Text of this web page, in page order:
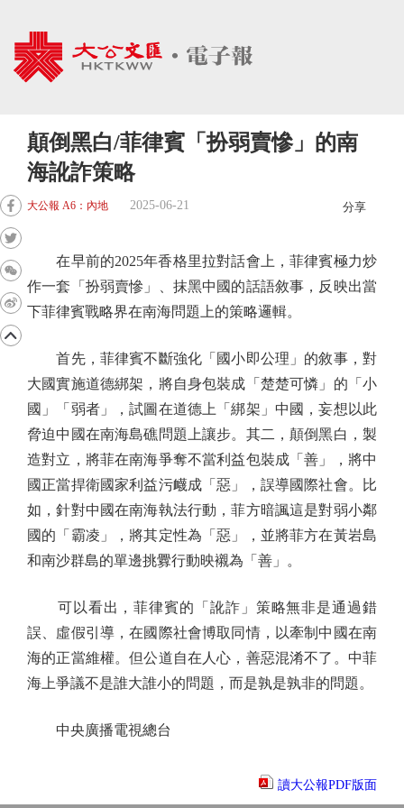
顛倒黑白/菲律賓「扮弱賣慘」的南
海訛詐策略
大公報 A6：內地 2025-06-21 分享
在早前的2025年香格里拉對話會上，菲律賓極力炒
作一套「扮弱賣慘」、抹黑中國的話語敘事，反映出當
下菲律賓戰略界在南海問題上的策略邏輯。
首先，菲律賓不斷強化「國小即公理」的敘事，對
大國實施道德綁架，將自身包裝成「楚楚可憐」的「小
國」「弱者」，試圖在道德上「綁架」中國，妄想以此
脅迫中國在南海島礁問題上讓步。其二，顛倒黑白，製
造對立，將菲在南海爭奪不當利益包裝成「善」，將中
國正當捍衛國家利益污衊成「惡」，誤導國際社會。比
如，針對中國在南海執法行動，菲方暗諷這是對弱小鄰
國的「霸凌」，將其定性為「惡」，並將菲方在黃岩島
和南沙群島的單邊挑釁行動映襯為「善」。
可以看出，菲律賓的「訛詐」策略無非是通過錯
誤、虛假引導，在國際社會博取同情，以牽制中國在南
海的正當維權。但公道自在人心，善惡混淆不了。中菲
海上爭議不是誰大誰小的問題，而是孰是孰非的問題。
中央廣播電視總台
讀大公報PDF版面